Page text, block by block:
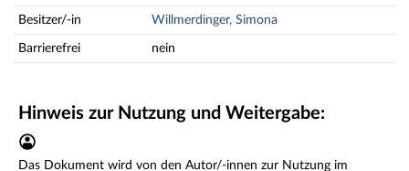
Besitzer/-in Willmerdinger, Simona
Barrierefrei nein
Hinweis zur Nutzung und Weitergabe:
Das Dokument wird von den Autor/-innen zur Nutzung im